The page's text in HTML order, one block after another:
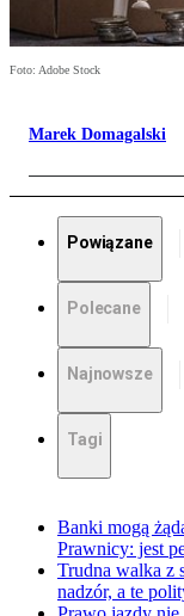
Foto: Adobe Stock
Marek Domagalski
Powiązane
Polecane
Najnowsze
Tagi
Banki mogą
Prawnicy: jest
Trudna walka z
nadzór, a te